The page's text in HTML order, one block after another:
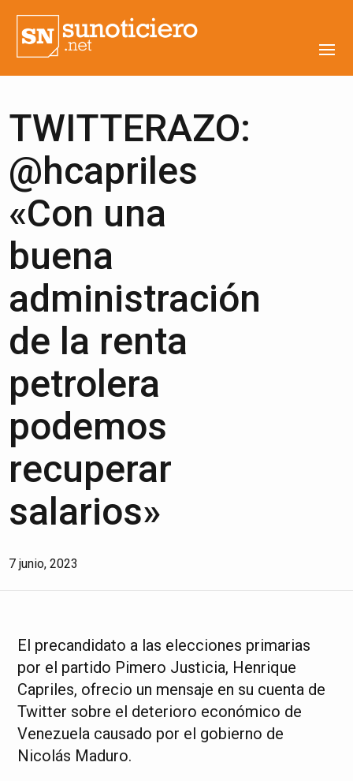
TWITTERAZO:
@hcapriles
«Con una
buena
administración
de la renta
petrolera
podemos
recuperar
salarios»
7 junio, 2023
El precandidato a las elecciones primarias
por el partido Pimero Justicia, Henrique
Capriles, ofrecio un mensaje en su cuenta de
Twitter sobre el deterioro económico de
Venezuela causado por el gobierno de
Nicolás Maduro.